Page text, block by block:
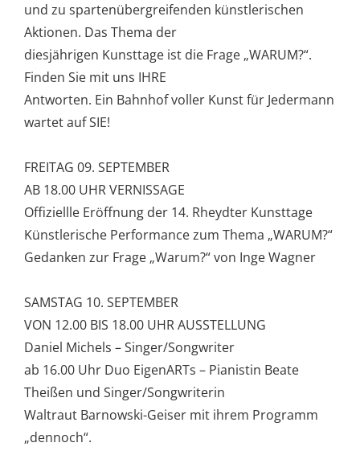
und zu spartenübergreifenden künstlerischen
Aktionen. Das Thema der
diesjährigen Kunsttage ist die Frage „WARUM?“.
Finden Sie mit uns IHRE
Antworten. Ein Bahnhof voller Kunst für Jedermann
wartet auf SIE!
FREITAG 09. SEPTEMBER
AB 18.00 UHR VERNISSAGE
Offiziellle Eröffnung der 14. Rheydter Kunsttage
Künstlerische Performance zum Thema „WARUM?“
Gedanken zur Frage „Warum?“ von Inge Wagner
SAMSTAG 10. SEPTEMBER
VON 12.00 BIS 18.00 UHR AUSSTELLUNG
Daniel Michels – Singer/Songwriter
ab 16.00 Uhr Duo EigenARTs – Pianistin Beate
Theißen und Singer/Songwriterin
Waltraut Barnowski-Geiser mit ihrem Programm
„dennoch“.